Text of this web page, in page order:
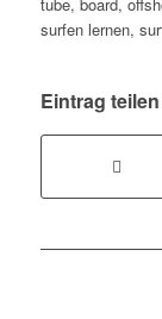
surfen lernen,
Eintrag teilen